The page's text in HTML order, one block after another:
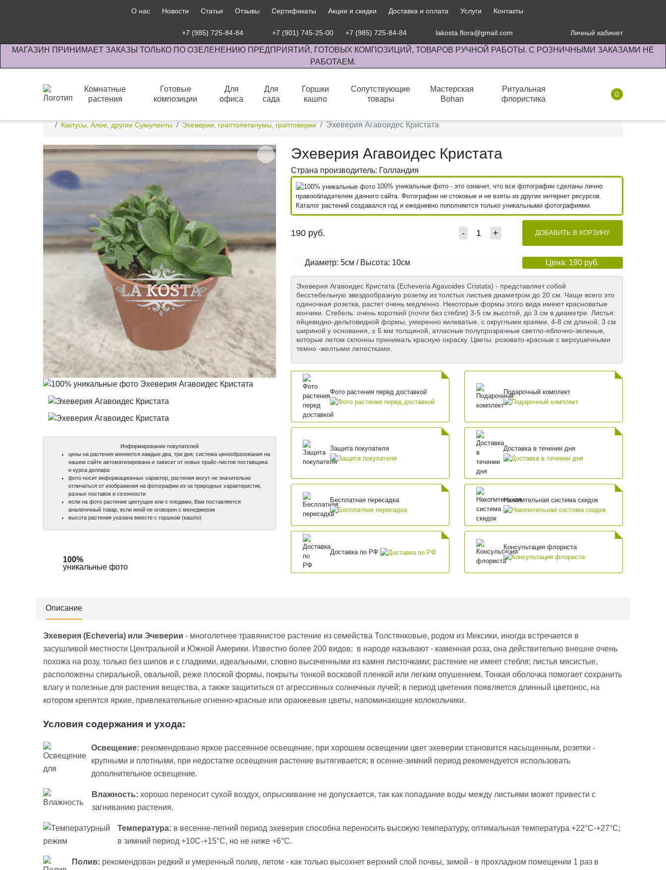
О нас Новости Статьи Отзывы Сертификаты Акции и скидки Доставка и оплата Услуги Контакты
+7 (985) 725-84-84 +7 (901) 745-25-00 +7 (985) 725-84-84 lakosta.flora@gmail.com Личный кабинет
МАГАЗИН ПРИНИМАЕТ ЗАКАЗЫ ТОЛЬКО ПО ОЗЕЛЕНЕНИЮ ПРЕДПРИЯТИЙ, ГОТОВЫХ КОМПОЗИЦИЙ, ТОВАРОВ РУЧНОЙ РАБОТЫ. С РОЗНИЧНЫМИ ЗАКАЗАМИ НЕ
РАБОТАЕМ.
Комнатные
растения
Готовые
композиции
Для
офиса
Для
сада
Горшки
кашпо
Сопутствующие
товары
Мастерская
Bohan
Ритуальная
флористика
0
Кактусы, Алое, другие Суккуленты
Эхеверии, граптопеталумы, граптоверии Эхеверия Агавоидес Кристата
100%
уникальные фото
100%
уникальные фото
Информирование покупателей
цены на растения меняются каждые два, три дня, система ценообразования на
нашем сайте автоматизирована и зависит от новых прайс-листов поставщика
и курса доллара
фото носит информационных характер, растения могут не значительно
отличаться от изображения на фотографии из-за природных характеристик,
разных поставок и сезонности
если на фото растение цветущее или с плодами, Вам поставляется
аналогичный товар, если иной не оговорен с менеджером
высота растения указана вместе с горшком (кашпо)
Эхеверия Агавоидес Кристата
Страна производитель: Голландия
100% уникальные фото - это означет, что все фотографии сделаны лично
правообладателем данного сайта. Фотографии не стоковые и не взяты из других интернет ресурсов.
Каталог растений создавался год и ежедневно пополняется только уникальными фотографиями.
190 руб. - + ДОБАВИТЬ В КОРЗИНУ
Диаметр: 5см / Высота: 10см Цена: 190 руб.
Эхеверия Агавоидес Кристата (Echeveria Agavoides Cristata) - представляет собой
бесстебельную звездообразную розетку из толстых листьев диаметром до 20 см. Чаще всего это
одиночная розетка, растет очень медленно. Некоторые формы этого вида имеют красноватые
кончики. Стебель: очень короткий (почти без стебля) 3-5 см высотой, до 3 см в диаметре. Листья:
яйцевидно-дельтовидной формы, умеренно килеватые, с округлыми краями, 4-8 см длиной, 3 см
шириной у основания, ± 5 мм толщиной, атласные полупрозрачные светло-яблочно-зеленые,
которые летом склонны принимать красную окраску. Цветы: розовато-красные с верхушечными
темно -желтыми лепестками.
Фото растения перед доставкой Подарочный комплект
Защита покупателя Доставка в течении дня
Бесплатная пересадка Накопительная система скидок
Доставка по РФ
Консультация флориста
Описание
Эхеверия (Echeveria) или Эчеверии - многолетнее травянистое растение из семейства Толстянковые, родом из Мексики, иногда встречается в
засушливой местности Центральной и Южной Америки. Известно более 200 видов; в народе называют - каменная роза, она действительно внешне очень
похожа на розу, только без шипов и с гладкими, идеальными, словно высеченными из камня листочками; растение не имеет стебля; листья мясистые,
расположены спиральной, овальной, реже плоской формы, покрыты тонкой восковой пленкой или легким опушением. Тонкая оболочка помогает сохранить
влагу и полезные для растения вещества, а также защититься от агрессивных солнечных лучей; в период цветения появляется длинный цветонос, на
котором крепятся яркие, привлекательные огненно-красные или оранжевые цветы, напоминающие колокольчики.
Условия содержания и ухода:
Освещение: рекомендовано яркое рассеянное освещение, при хорошем освещении цвет эхеверии становится насыщенным, розетки -
крупными и плотными, при недостатке освещения растение вытягивается; в осенне-зимний период рекомендуется использовать
дополнительное освещение.
Влажность: хорошо переносит сухой воздух, опрыскивание не допускается, так как попадание воды между листьями может привести с
загниванию растения.
Температура: в весенне-летний период эхеверия способна переносить высокую температуру, оптимальная температура +22°С-+27°С;
в зимний период +10С-+15°С, но не ниже +6°С.
Полив: рекомендован редкий и умеренный полив, летом - как только высохнет верхний слой почвы, зимой - в прохладном помещении 1 раз в